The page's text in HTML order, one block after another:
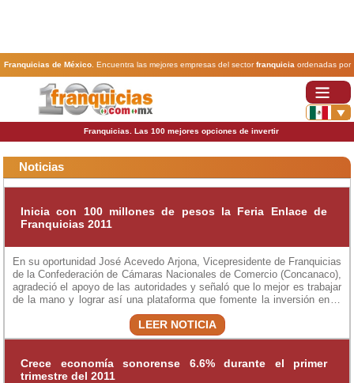
Franquicias de México. Encuentra las mejores empresas del sectorfranquicia ordenadas por
actividad. En www.100franquicias.com.mx encontrarás las más rentables, baratas y
Franquicias. Las 100 mejores opciones de invertir
Noticias
Inicia con 100 millones de pesos la Feria Enlace de
Franquicias 2011
En su oportunidad José Acevedo Arjona, Vicepresidente de Franquicias
de la Confederación de Cámaras Nacionales de Comercio (Concanaco),
agradeció el apoyo de las autoridades y señaló que lo mejor es trabajar
de la mano y lograr así una plataforma que fomente la inversión en el
LEER NOTICIA
Crece economía sonorense 6.6% durante el primer
trimestre del 2011